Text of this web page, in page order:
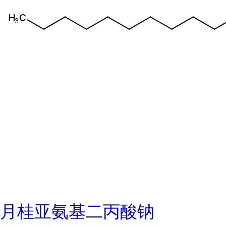
月桂亚氨基二丙酸钠